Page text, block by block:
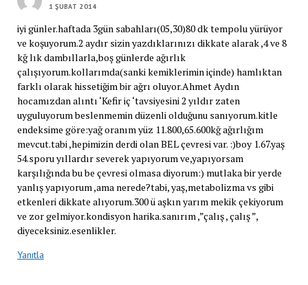
1 ŞUBAT 2014
iyi günler.haftada 3gün sabahları(05,30)80 dk tempolu yürüyor
ve koşuyorum.2 aydır sizin yazdıklarınızı dikkate alarak ,4 ve 8
kğ lık dambıllarla,boş günlerde ağırlık
çalışıyorum.kollarımda(sanki kemiklerimin içinde) hamlıktan
farklı olarak hissetiğim bir ağrı oluyor.Ahmet Aydın
hocamızdan alıntı ‘Kefir iç ‘tavsiyesini 2 yıldır zaten
uyguluyorum beslenmemin düzenli olduğunu sanıyorum.kitle
endeksime göre:yağ oranım yüz 11.800,65.600kğ ağırlığım
mevcut.tabi ,hepimizin derdi olan BEL çevresi var. :)boy 1.67.yaş
54.sporu yıllardır severek yapıyorum ve,yapıyorsam
karşılığında bu be çevresi olmasa diyorum:) mutlaka bir yerde
yanlış yapıyorum ,ama nerede?tabi, yaş,metabolizma vs gibi
etkenleri dikkate alıyorum.300 ü aşkın yarım mekik çekiyorum
ve zor gelmiyor.kondisyon harika.sanırım ,”çalış , çalış ”,
diyeceksiniz.esenlikler.
Yanıtla